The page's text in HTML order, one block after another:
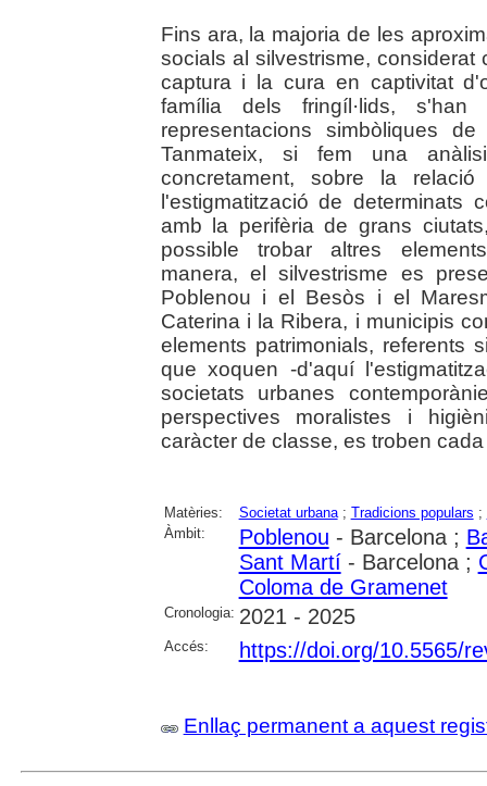
Fins ara, la majoria de les
socials al silvestrisme,
captura i la cura en captivitat
família dels fringíl·lids,
representacions simbòliques
Tanmateix, si fem una
concretament, sobre la
l'estigmatització de determinats
amb la perifèria de grans
possible trobar altres
manera, el silvestrisme es
Poblenou i el Besòs i el
Caterina i la Ribera, i municipis
elements patrimonials, referents
que xoquen -d'aquí
societats urbanes
perspectives moralistes i
caràcter de classe, es troben
Matèries: Societat urbana; Tradicions populars ;
Àmbit:
Poblenou - Barcelona ;
Sant Martí- Barcelona ;
Coloma de Gramenet
Cronologia: 2021 - 2025
Accés: https://doi.org/10.5565/
Enllaç permanent a aquest